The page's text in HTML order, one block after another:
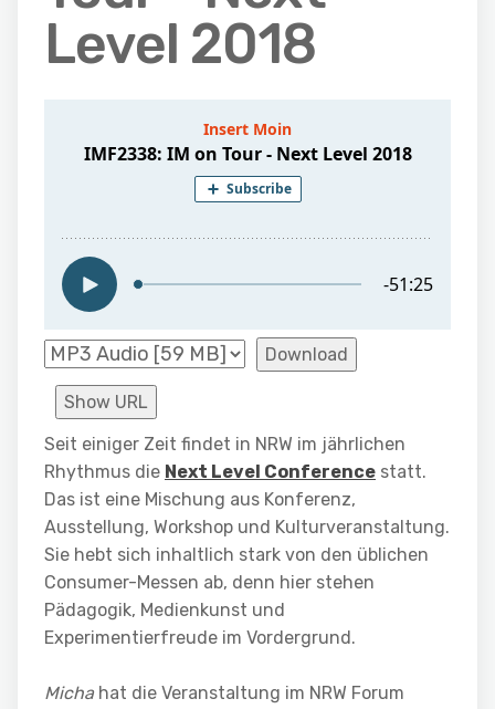
Level 2018
Download
Show URL
Seit einiger Zeit findet in NRW im jährlichen
Rhythmus die Next Level Conference statt.
Das ist eine Mischung aus Konferenz,
Ausstellung, Workshop und Kulturveranstaltung.
Sie hebt sich inhaltlich stark von den üblichen
Consumer-Messen ab, denn hier stehen
Pädagogik, Medienkunst und
Experimentierfreude im Vordergrund.
Michahat die Veranstaltung im NRW Forum